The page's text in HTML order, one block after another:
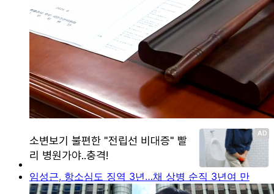
임성근, 항소심도 징역 3년…채 상병 순직 3년여 만